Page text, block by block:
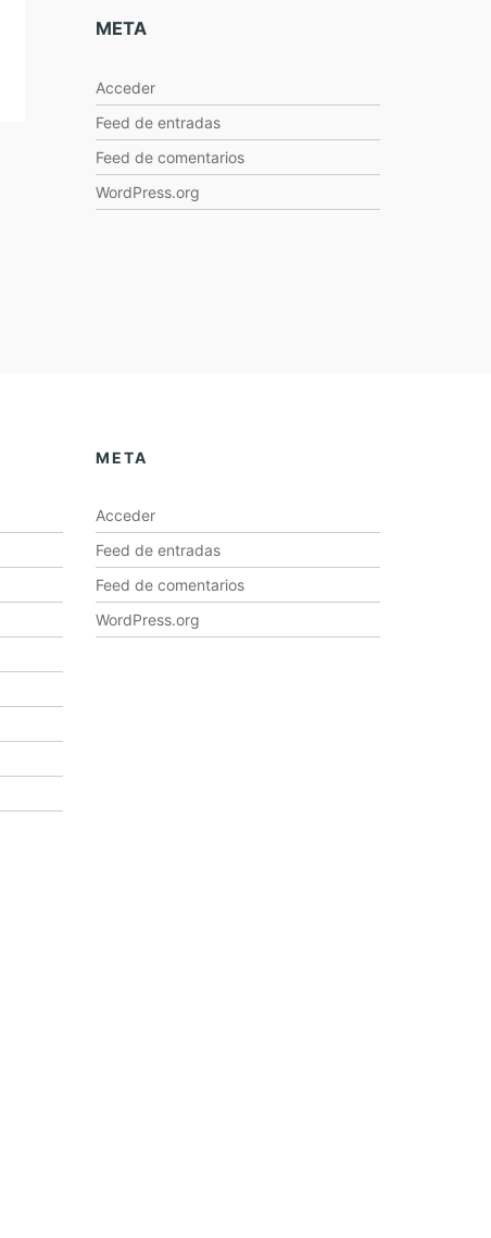
META
Acceder
Feed de entradas
Feed de comentarios
WordPress.org
META
Acceder
Feed de entradas
Feed de comentarios
WordPress.org